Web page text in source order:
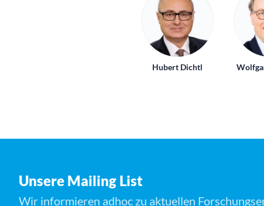
Hubert Dichtl
Unsere Mailing List
Wir informieren adhoc zu aktuellen